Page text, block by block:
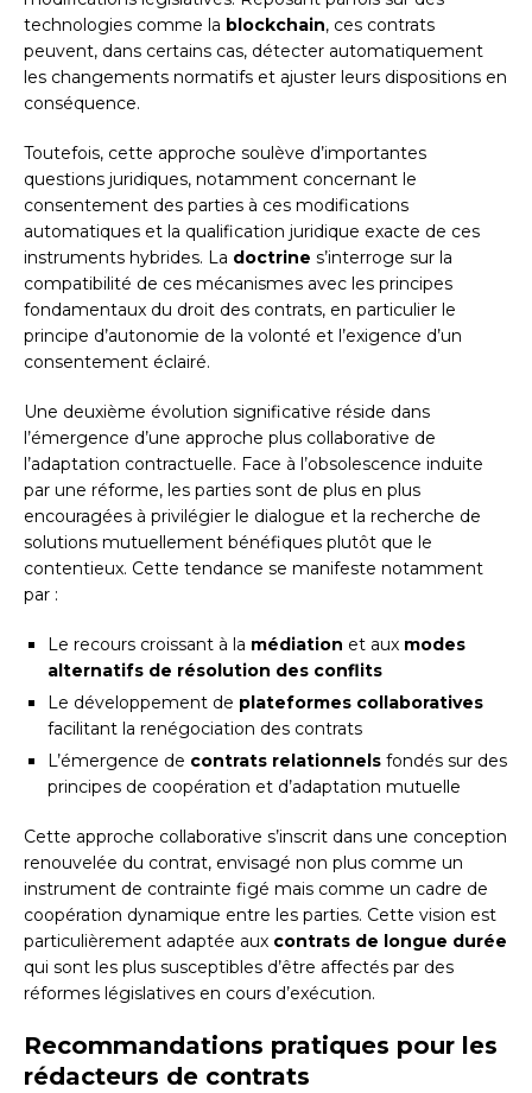
technologies comme la blockchain, ces contrats
peuvent, dans certains cas, détecter automatiquement
les changements normatifs et ajuster leurs dispositions en
conséquence.
Toutefois, cette approche soulève d’importantes
questions juridiques, notamment concernant le
consentement des parties à ces modifications
automatiques et la qualification juridique exacte de ces
instruments hybrides. La doctrine s’interroge sur la
compatibilité de ces mécanismes avec les principes
fondamentaux du droit des contrats, en particulier le
principe d’autonomie de la volonté et l’exigence d’un
consentement éclairé.
Une deuxième évolution significative réside dans
l’émergence d’une approche plus collaborative de
l’adaptation contractuelle. Face à l’obsolescence induite
par une réforme, les parties sont de plus en plus
encouragées à privilégier le dialogue et la recherche de
solutions mutuellement bénéfiques plutôt que le
contentieux. Cette tendance se manifeste notamment
par :
Le recours croissant à la médiation et aux modes
alternatifs de résolution des conflits
Le développement de plateformes collaboratives
facilitant la renégociation des contrats
L’émergence de contrats relationnels fondés sur des
principes de coopération et d’adaptation mutuelle
Cette approche collaborative s’inscrit dans une conception
renouvelée du contrat, envisagé non plus comme un
instrument de contrainte figé mais comme un cadre de
coopération dynamique entre les parties. Cette vision est
particulièrement adaptée aux contrats de longue durée
qui sont les plus susceptibles d’être affectés par des
réformes législatives en cours d’exécution.
Recommandations pratiques pour les
rédacteurs de contrats